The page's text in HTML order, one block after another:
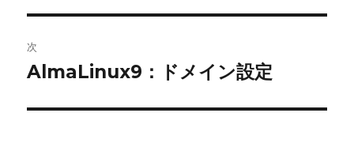
ビ
ゲ
ー
シ
稿:
次
次
投
AlmaLinux9：ドメイン設定